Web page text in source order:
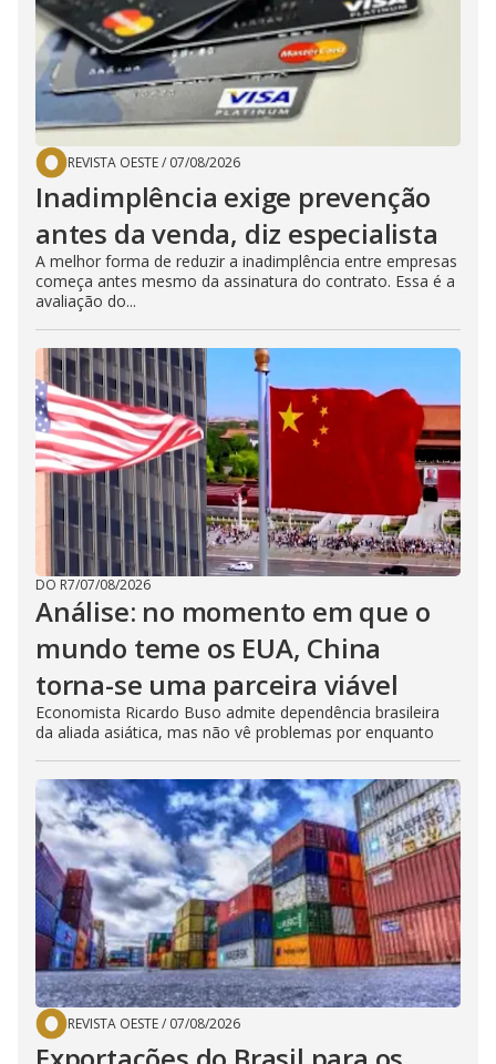
REVISTA OESTE/ 07/08/2026
Inadimplência exige prevenção
antes da venda, diz especialista
A melhor forma de reduzir a inadimplência entre empresas
começa antes mesmo da assinatura do contrato. Essa é a
avaliação do...
DO R7/07/08/2026
Análise: no momento em que o
mundo teme os EUA, China
torna-se uma parceira viável
Economista Ricardo Buso admite dependência brasileira
da aliada asiática, mas não vê problemas por enquanto
REVISTA OESTE/ 07/08/2026